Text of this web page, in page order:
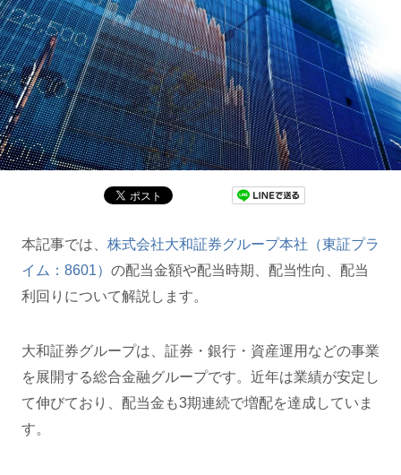
本記事では、 株式会社大和証券グループ本社（東証プラ
イム：8601） の配当金額や配当時期、配当性向、配当
利回りについて解説します。
大和証券グループは、証券・銀行・資産運用などの事業
を展開する総合金融グループです。近年は業績が安定し
て伸びており、配当金も3期連続で増配を達成していま
す。